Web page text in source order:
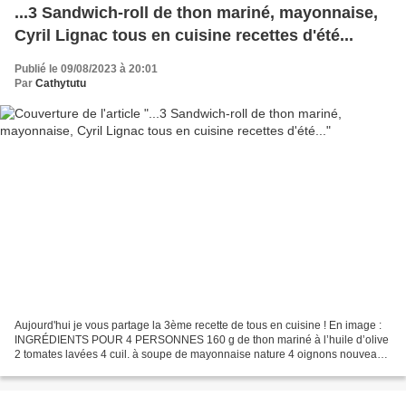
...3 Sandwich-roll de thon mariné, mayonnaise,
Cyril Lignac tous en cuisine recettes d'été...
Publié le 09/08/2023 à 20:01
Par Cathytutu
Aujourd'hui je vous partage la 3ème recette de tous en cuisine ! En image :
INGRÉDIENTS POUR 4 PERSONNES 160 g de thon mariné à l’huile d’olive
2 tomates lavées 4 cuil. à soupe de mayonnaise nature 4 oignons nouveaux